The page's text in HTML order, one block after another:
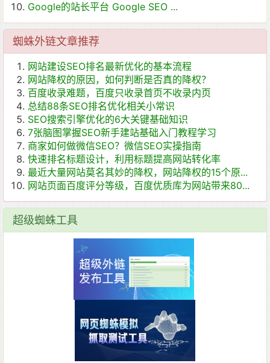
Google的站长平台 Google SEO ...
蜘蛛外链文章推荐
网站建设SEO排名最新优化的基本流程
网站降权的原因，如何判断是否真的降权？
百度收录难题，百度只收录首页不收录内页
总结88条SEO排名优化相关小常识
SEO搜索引擎优化的6大关键基础知识
7张脑图掌握SEO新手建站基础入门教程学习
商家如何做微信SEO？微信SEO实操指南
快速排名标题设计，利用标题提高网站转化率
最近大量网站莫名其妙的降权，网站降权的15个原...
网站页面百度评分等级，百度优质库为网站带来80...
超级蜘蛛工具